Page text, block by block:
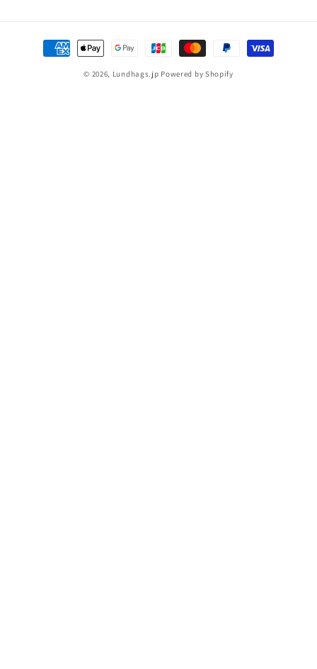
決
済
© 2026, Lundhags.jp Powered by Shopify